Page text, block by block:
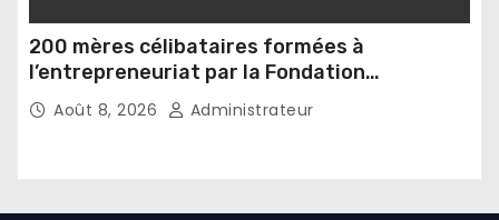
200 mères célibataires formées à
l’entrepreneuriat par la Fondation
Umugiraneza et l’OPDD
Août 8, 2026 Administrateur